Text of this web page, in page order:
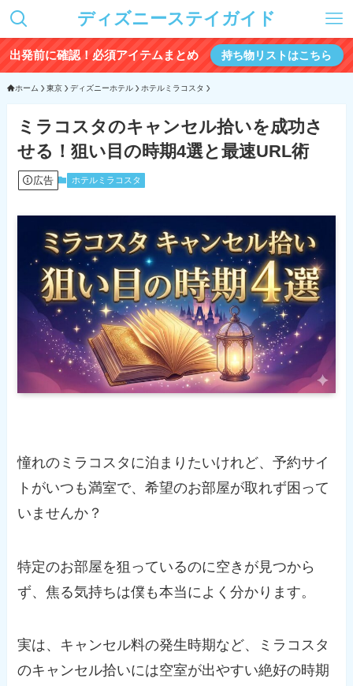
ディズニーステイガイド
出発前に確認！必須アイテムまとめ 持ち物リストはこちら
ホーム 東京 ディズニーホテル ホテルミラコスタ
ミラコスタのキャンセル拾いを成功さ
せる！狙い目の時期4選と最速URL術
広告 ホテルミラコスタ
憧れのミラコスタに泊まりたいけれど、予約サイ
トがいつも満室で、希望のお部屋が取れず困って
いませんか？
特定のお部屋を狙っているのに空きが見つから
ず、焦る気持ちは僕も本当によく分かります。
実は、キャンセル料の発生時期など、ミラコスタ
のキャンセル拾いには空室が出やすい絶好の時期